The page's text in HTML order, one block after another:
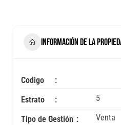
INFORMACIÓN DE LA
Codigo
Estrato 5
Tipo de Gestión Venta